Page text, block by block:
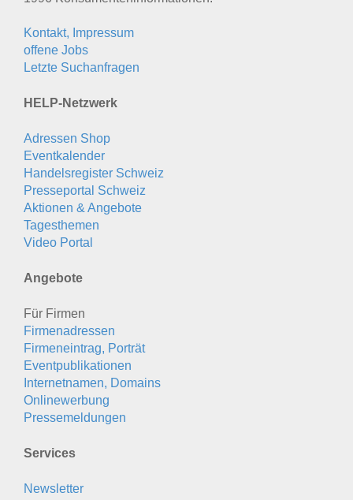
Kontakt, Impressum
offene Jobs
Letzte Suchanfragen
HELP-Netzwerk
Adressen Shop
Eventkalender
Handelsregister Schweiz
Presseportal Schweiz
Aktionen & Angebote
Tagesthemen
Video Portal
Angebote
Für Firmen
Firmenadressen
Firmeneintrag, Porträt
Eventpublikationen
Internetnamen, Domains
Onlinewerbung
Pressemeldungen
Services
Newsletter